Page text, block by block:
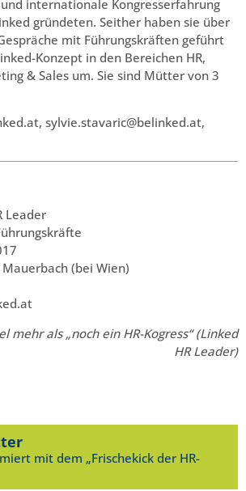
internationale Kongresserfahrung
gründeten. Seither haben sie über
mit Führungskräften geführt
Konzept in den Bereichen HR,
& Sales um. Sie sind Mütter von 3
sylvie.stavaric@belinked.at,
Leader
(bei Wien)
mehr als „noch ein HR-Kogress“ (Linked
HR Leader)
mit dem „Frischekick der HR-